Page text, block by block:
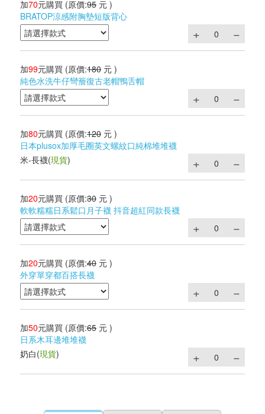
加70元購買 (原價:95 元 )
BRATOP涼感附胸墊短版背心
加99元購買 (原價:180 元 )
純色水洗牛仔彎簷復古老帽鴨舌帽
加80元購買 (原價:120 元 )
日本plusox加厚毛圈英文螺紋口純棉堆堆襪
米-長襪(現貨)
加20元購買 (原價:30 元 )
軟軟糯糯日系鬆口月子襪 抖音超紅同款長襪
加20元購買 (原價:40 元 )
外穿單穿都百搭長襪
加50元購買 (原價:65 元 )
日系木耳邊堆堆襪
奶白(現貨)